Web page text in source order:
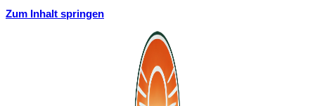
Zum Inhalt springen